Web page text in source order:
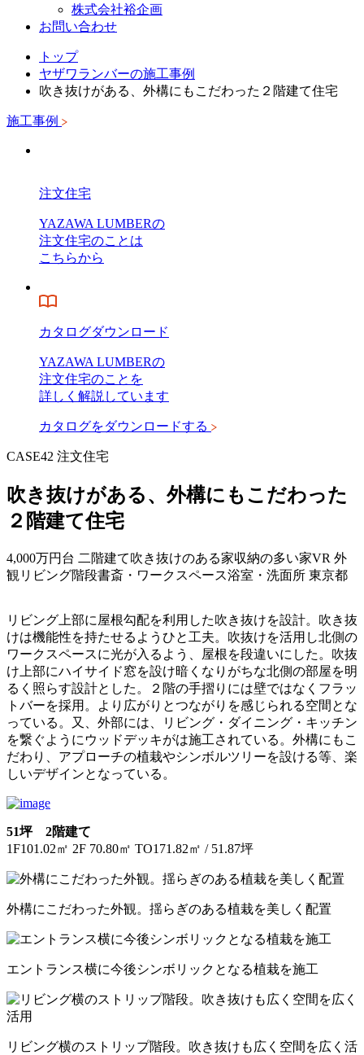
株式会社裕企画
お問い合わせ
トップ
ヤザワランバーの施工事例
吹き抜けがある、外構にもこだわった２階建て住宅
施工事例
注文住宅
YAZAWA LUMBERの
注文住宅のことは
こちらから
カタログダウンロード
YAZAWA LUMBERの
注文住宅のことを
詳しく解説しています
カタログをダウンロードする
CASE42 注文住宅
吹き抜けがある、外構にもこだわった
２階建て住宅
4,000万円台 二階建て吹き抜けのある家収納の多い家VR 外
観リビング階段書斎・ワークスペース浴室・洗面所 東京都
リビング上部に屋根勾配を利用した吹き抜けを設計。吹き抜
けは機能性を持たせるようひと工夫。吹抜けを活用し北側の
ワークスペースに光が入るよう、屋根を段違いにした。吹抜
け上部にハイサイド窓を設け暗くなりがちな北側の部屋を明
るく照らす設計とした。２階の手摺りには壁ではなくフラッ
トバーを採用。より広がりとつながりを感じられる空間とな
っている。又、外部には、リビング・ダイニング・キッチン
を繋ぐようにウッドデッキがは施工されている。外構にもこ
だわり、アプローチの植栽やシンボルツリーを設ける等、楽
しいデザインとなっている。
51坪 2階建て
1F101.02㎡ 2F 70.80㎡ TO171.82㎡ / 51.87坪
外構にこだわった外観。揺らぎのある植栽を美しく配置
エントランス横に今後シンボリックとなる植栽を施工
リビング横のストリップ階段。吹き抜けも広く空間を広く活